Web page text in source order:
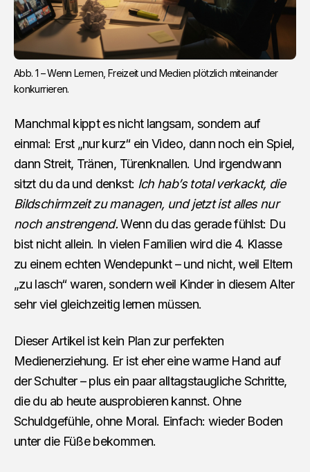
Abb. 1 – Wenn Lernen, Freizeit und Medien plötzlich miteinander
konkurrieren.
Manchmal kippt es nicht langsam, sondern auf
einmal: Erst „nur kurz“ ein Video, dann noch ein Spiel,
dann Streit, Tränen, Türenknallen. Und irgendwann
sitzt du da und denkst: Ich hab’s total verkackt, die
Bildschirmzeit zu managen, und jetzt ist alles nur
noch anstrengend.Wenn du das gerade fühlst: Du
bist nicht allein. In vielen Familien wird die 4. Klasse
zu einem echten Wendepunkt – und nicht, weil Eltern
„zu lasch“ waren, sondern weil Kinder in diesem Alter
sehr viel gleichzeitig lernen müssen.
Dieser Artikel ist kein Plan zur perfekten
Medienerziehung. Er ist eher eine warme Hand auf
der Schulter – plus ein paar alltagstaugliche Schritte,
die du ab heute ausprobieren kannst. Ohne
Schuldgefühle, ohne Moral. Einfach: wieder Boden
unter die Füße bekommen.